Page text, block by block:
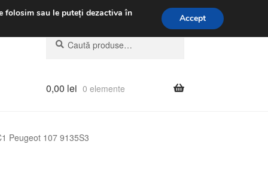
031 229 6816
Caută
după:
Caută
0,00 lei 0 elemente
Peugeot 107 9135S3
folosim sau le puteți dezactiva în
Accept